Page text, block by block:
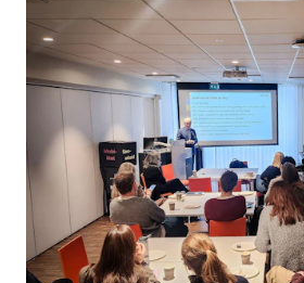
Interne konserter og
Låne utstyr
PRAKTISK
Canvas
IT og digitale tjenester
Sibelius – Notation Software